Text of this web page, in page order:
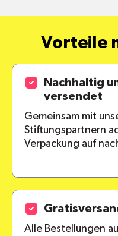
Vorteile
Nachhaltig
versendet
Gemeinsam mit
Stiftungspartnern
Verpackung auf
Alle Bestellungen